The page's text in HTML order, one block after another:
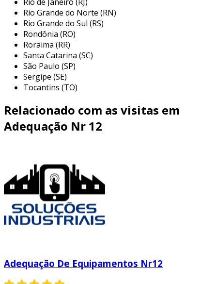
necessidades específicas de cada cliente.
Rio Grande do Norte (RN)
Rio Grande do Sul (RS)
Rondônia (RO)
Roraima (RR)
Santa Catarina (SC)
São Paulo (SP)
Sergipe (SE)
Tocantins (TO)
Relacionado com as visitas em
Adequação Nr 12
Adequação De Equipamentos Nr12